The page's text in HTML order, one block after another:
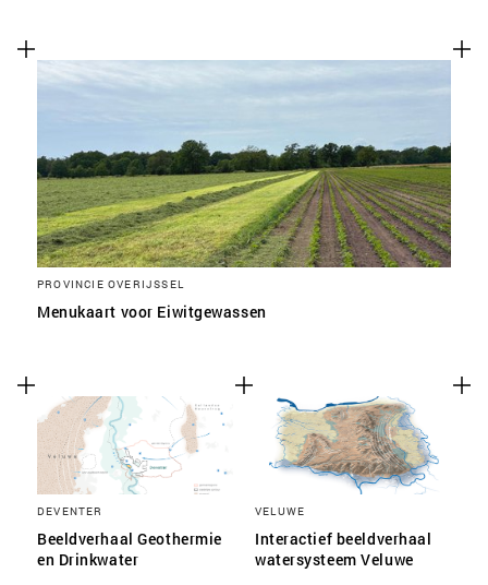
PROVINCIE OVERIJSSEL
Menukaart voor Eiwitgewassen
DEVENTER
Beeldverhaal Geothermie
en Drinkwater
VELUWE
Interactief beeldverhaal
watersysteem Veluwe